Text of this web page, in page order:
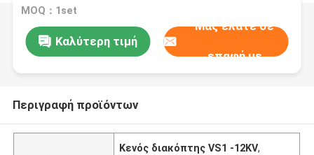
MOQ：1set
Καλύτερη τιμή
Μας ελάτε σε
επαφή με
Περιγραφή προϊόντων
Κενός διακόπτης VS1 -12KV,